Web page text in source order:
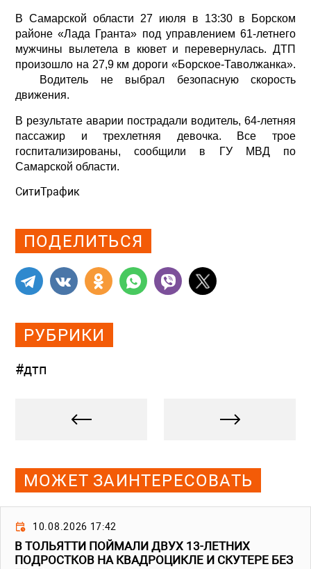
В Самарской области 27 июля в 13:30 в Борском
районе «Лада Гранта» под управлением 61-летнего
мужчины вылетела в кювет и перевернулась. ДТП
произошло на 27,9 км дороги «Борское-Таволжанка».
Водитель не выбрал безопасную скорость
движения.
В результате аварии пострадали водитель, 64-летняя
пассажир и трехлетняя девочка. Все трое
госпитализированы, сообщили в ГУ МВД по
Самарской области.
СитиТрафик
ПОДЕЛИТЬСЯ
РУБРИКИ
#дтп
МОЖЕТ ЗАИНТЕРЕСОВАТЬ
10.08.2026 17:42
В ТОЛЬЯТТИ ПОЙМАЛИ ДВУХ 13-ЛЕТНИХ
ПОДРОСТКОВ НА КВАДРОЦИКЛЕ И СКУТЕРЕ БЕЗ